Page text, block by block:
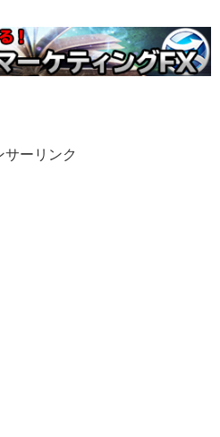
サーリンク